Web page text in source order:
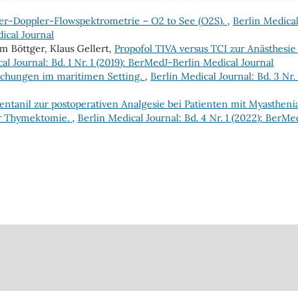
Doppler-Flowspektrometrie – O2 to See (O2S). , Berlin Medical
Journal
Böttger, Klaus Gellert, Propofol TIVA versus TCI zur
Journal: Bd. 1 Nr. 1 (2019): BerMedJ-Berlin Medical Journal
im maritimen Setting. , Berlin Medical Journal: Bd. 3 Nr.
zur postoperativen Analgesie bei Patienten mit
Thymektomie. , Berlin Medical Journal: Bd. 4 Nr. 1 (2022):